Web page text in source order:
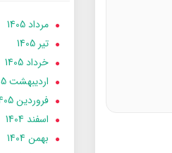
مرداد 1405
تير 1405
خرداد 1405
ارديبهشت 1405
فروردین 1405
اسفند 1404
بهمن 1404